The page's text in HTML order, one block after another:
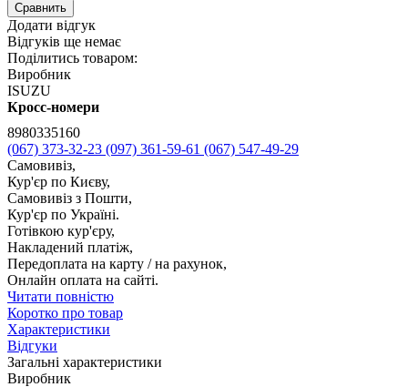
Сравнить
Додати відгук
Відгуків ще немає
Поділитись товаром:
Виробник
ISUZU
Кросс-номери
8980335160
(067) 373-32-23 (097) 361-59-61 (067) 547-49-29
Самовивіз,
Кур'єр по Києву,
Самовивіз з Пошти,
Кур'єр по Україні.
Готівкою кур'єру,
Накладений платіж,
Передоплата на карту / на рахунок,
Онлайн оплата на сайті.
Читати повністю
Коротко про товар
Характеристики
Відгуки
Загальні характеристики
Виробник